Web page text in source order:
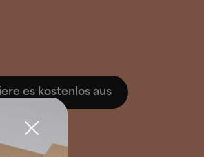
es kostenlos aus